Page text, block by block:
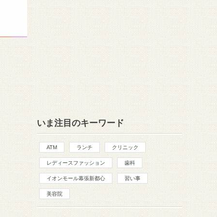
いま注目のキーワード
ATM ランチ クリニック
レディースファッション 歯科
イオンモール幕張新都心 習い事
美容院